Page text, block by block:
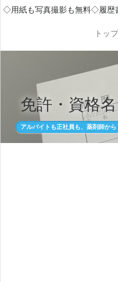
◇用紙も写真撮影も無料◇履
トップ
免許・資格
アルバイトも正社員も、薬剤師か